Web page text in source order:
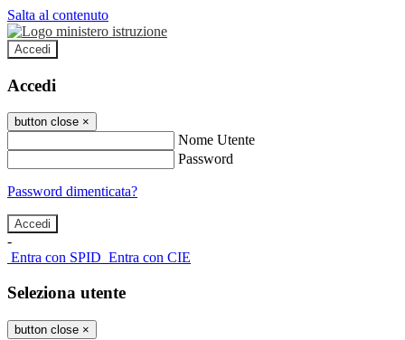
Salta al contenuto
Accedi
Accedi
button close ×
Nome Utente
Password
Password dimenticata?
-
Entra con SPID Entra con CIE
Seleziona utente
button close ×